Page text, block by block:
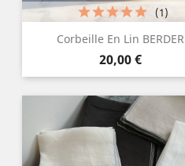
Corbeille En Lin BERDER
Prix
20,00 €
(1)